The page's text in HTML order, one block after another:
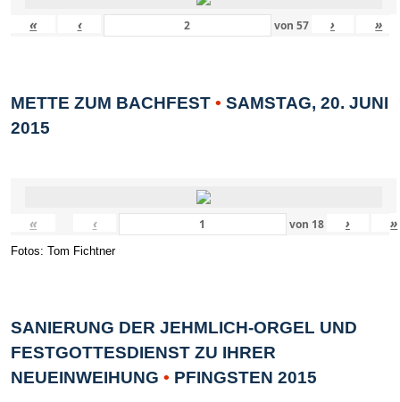
« ‹ von 57 › »
METTE ZUM BACHFEST • SAMSTAG, 20. JUNI
2015
« ‹ von 18 › »
Fotos: Tom Fichtner
SANIERUNG DER JEHMLICH-ORGEL UND
FESTGOTTESDIENST ZU IHRER
NEUEINWEIHUNG • PFINGSTEN 2015